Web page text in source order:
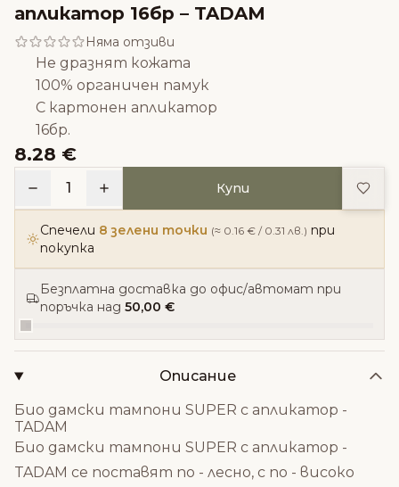
апликатор 16бр – TADAM
Няма отзиви
Не дразнят кожата
100% органичен памук
С картонен апликатор
16бр.
8.28 €
1 Купи
Спечели 8 зелени точки (≈ 0.16 € / 0.31 лв.) при
покупка
Безплатна доставка до офис/автомат при
поръчка над 50,00 €
Описание
Био дамски тампони SUPER с апликатор -
TADAM
Био дамски тампони SUPER с апликатор -
TADAM се поставят по - лесно, с по - високо